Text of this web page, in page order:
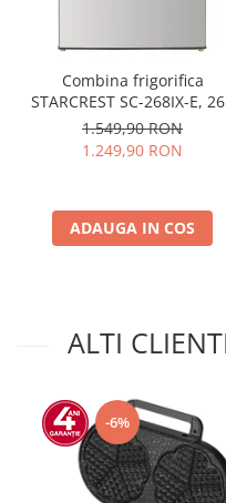
Combina frigorifica
STARCREST SC-268IX-E,
L, Clasa E, Less Frost,
Termostat reglabil,
ajustabile, Usi reversibile, H
178 cm, Inox
1.549,90 RON
1.249,90 RON
ADAUGA IN COS
ALTI
-6%